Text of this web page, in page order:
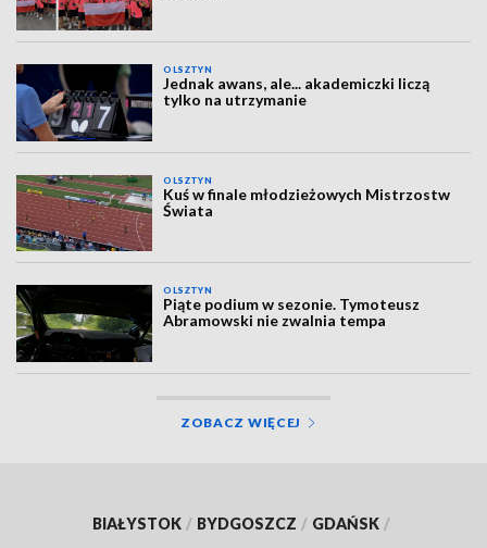
OLSZTYN
Jednak awans, ale... akademiczki liczą
tylko na utrzymanie
OLSZTYN
Kuś w finale młodzieżowych Mistrzostw
Świata
OLSZTYN
Piąte podium w sezonie. Tymoteusz
Abramowski nie zwalnia tempa
ZOBACZ WIĘCEJ
BIAŁYSTOK / BYDGOSZCZ / GDAŃSK /